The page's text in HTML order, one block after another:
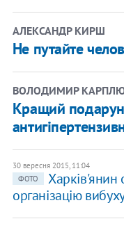
АЛЕКСАНДР КИРШ
Не путайте
ВОЛОДИМИР
Кращий
30 вересня 2015, 11:04
ФОТО
Харків'янин
організацію